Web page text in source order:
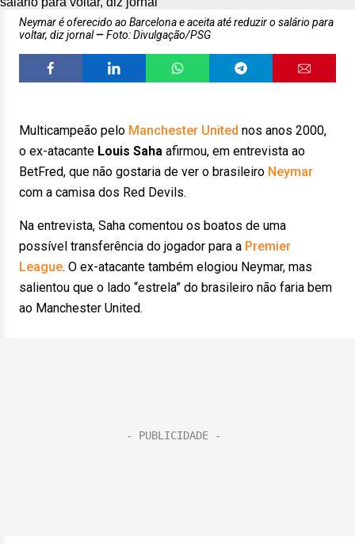
Neymar é oferecido ao Barcelona e aceita até reduzir o salário para
voltar, diz jornal
Foto: Divulgação/PSG
Multicampeão pelo Manchester United nos anos 2000,
o ex-atacante Louis Saha afirmou, em entrevista ao
BetFred, que não gostaria de ver o brasileiro Neymar
com a camisa dos Red Devils.
Na entrevista, Saha comentou os boatos de uma
possível transferência do jogador para a Premier
League. O ex-atacante também elogiou Neymar, mas
salientou que o lado “estrela” do brasileiro não faria bem
ao Manchester United.